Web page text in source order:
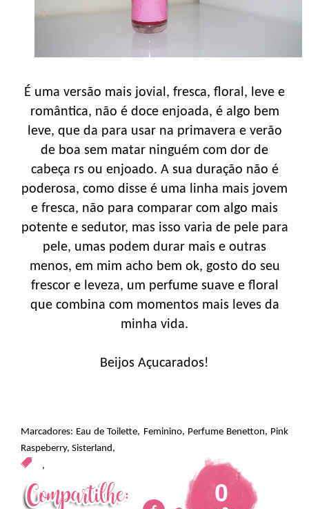
É uma versão mais jovial, fresca, floral, leve e
romântica, não é doce enjoada, é algo bem
leve, que da para usar na primavera e verão
de boa sem matar ninguém com dor de
cabeça rs ou enjoado. A sua duração não é
poderosa, como disse é uma linha mais jovem
e fresca, não para comparar com algo mais
potente e sedutor, mas isso varia de pele para
pele, umas podem durar mais e outras
menos, em mim acho bem ok, gosto do seu
frescor e leveza, um perfume suave e floral
que combina com momentos mais leves da
minha vida.
Beijos Açucarados!
Marcadores: Eau de Toilette, Feminino, Perfume Benetton, Pink
Raspeberry, Sisterland ,
,
0